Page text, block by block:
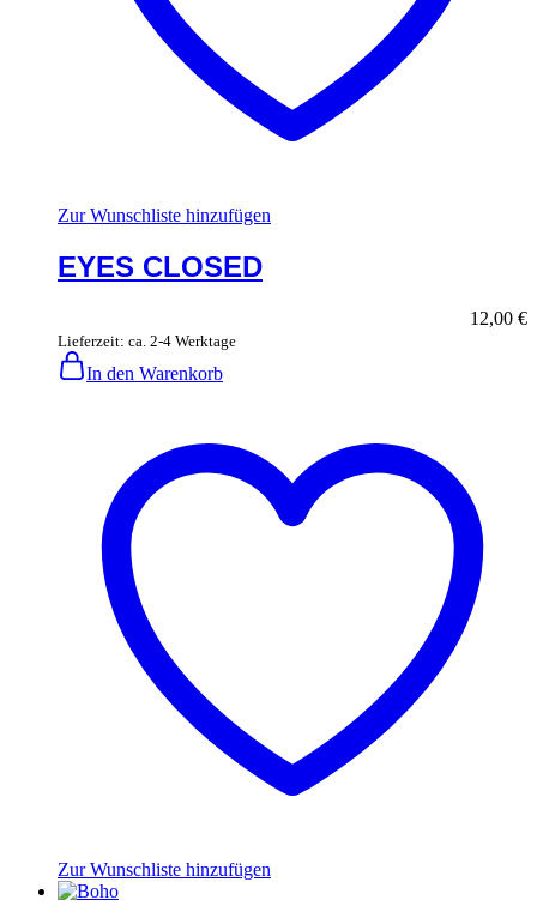
Zur Wunschliste hinzufügen
EYES CLOSED
12,00 €
Lieferzeit: ca. 2-4 Werktage
In den Warenkorb
Zur Wunschliste hinzufügen